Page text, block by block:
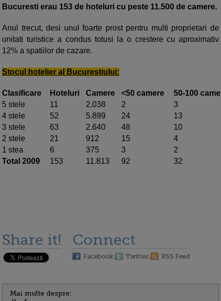
Bucuresti erau 153 de hoteluri cu peste 11.500 de camere.
Anul trecut, desi unul foarte prost pentru multi proprietari de
unitati turistice a condus totusi la o crestere cu aproximativ
12% a spatiilor de cazare.
Stocul hotelier al Bucurestiului:
Clasificare Hoteluri Camere <50 camere
50-100
5 stele
11 2.038 2
3
4 stele
52 5.899 24
13
3 stele
63 2.640 48
10
2 stele
21 912 15
4
1 stea
6 375 3
2
Total 2009
153 11.813 92 32
Share it! Connect
Facebook Twitter RSS Feed
Mai multe despre: